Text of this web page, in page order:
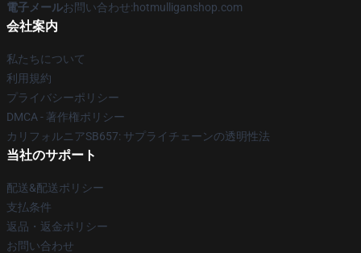
電子メールお問い合わせ:hotmulliganshop.com
会社案内
私たちについて
利用規約
プライバシーポリシー
DMCA - 著作権ポリシー
カリフォルニアSB657: サプライチェーンの透明性法
当社のサポート
配送&配送ポリシー
支払条件
返品・返金ポリシー
お問い合わせ